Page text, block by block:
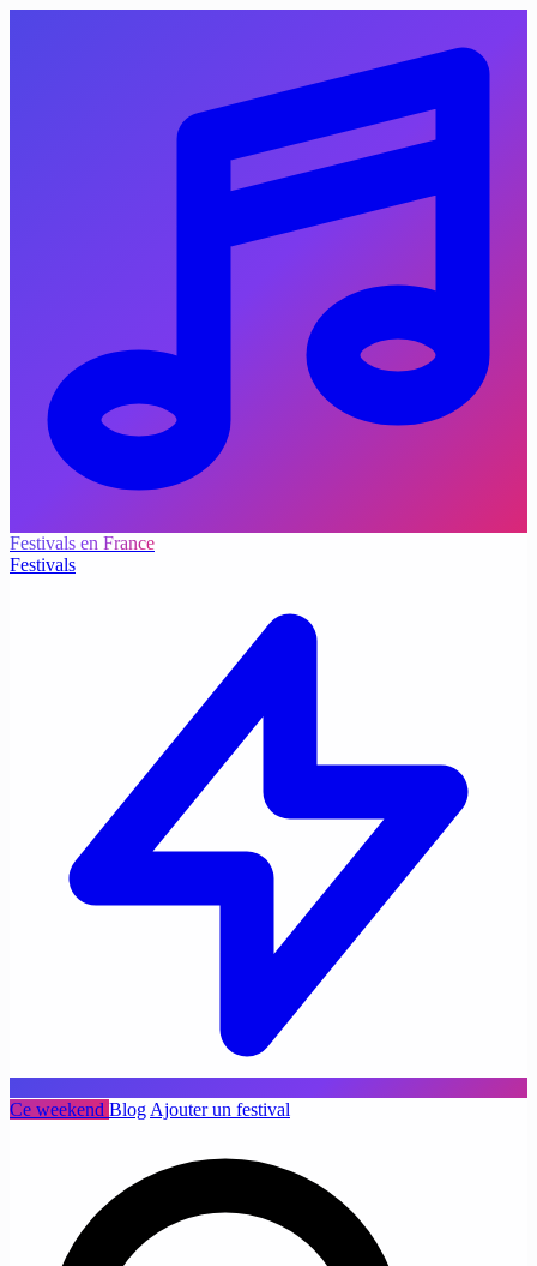
Festivals en France
Festivals
Ce weekend Blog Ajouter un festival